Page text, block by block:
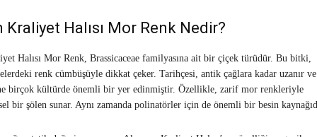
Kraliyet Halısı Mor Renk Nedir?
Halısı Mor Renk, Brassicaceae familyasına ait bir çiçek türüdür. Bu bitki,
renk cümbüşüyle dikkat çeker. Tarihçesi, antik çağlara kadar uzanır
birçok kültürde önemli bir yer edinmiştir. Özellikle, zarif mor renkleriyle
bir şölen sunar. Aynı zamanda polinatörler için de önemli bir besin